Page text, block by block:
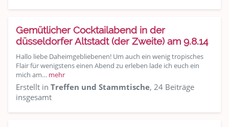
Gemütlicher Cocktailabend in der
düsseldorfer Altstadt (der Zweite) am 9.8.14
Hallo liebe Daheimgebliebenen! Um auch ein wenig tropisches
Flair für wenigstens einen Abend zu erleben lade ich euch ein
mich am… mehr
Erstellt in Treffen und Stammtische, 24 Beiträge
insgesamt